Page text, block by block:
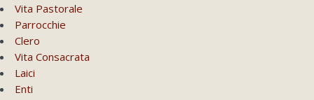
Vita Pastorale
Parrocchie
Clero
Vita Consacrata
Laici
Enti